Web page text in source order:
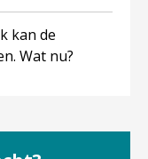
Wat nu?